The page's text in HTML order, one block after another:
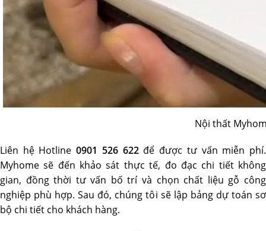
Nội thất
Liên hệ Hotline0901 526 622để được tư vấn miễn phí.
Myhome sẽ đến khảo sát thực tế, đo đạc chi tiết không
gian, đồng thời tư vấn bố trí và chọn chất liệu gỗ công
nghiệp phù hợp. Sau đó, chúng tôi sẽ lập bảng dự toán sơ
bộ chi tiết cho khách hàng.